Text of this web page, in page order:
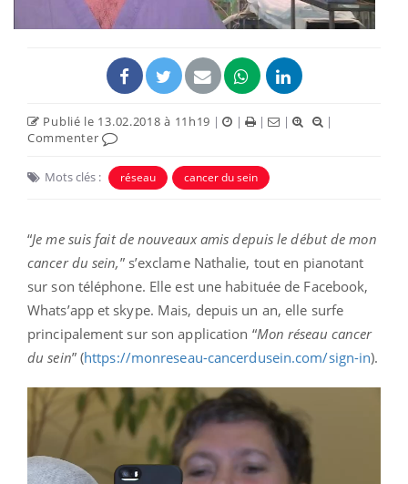
Publié le 13.02.2018 à 11h19 | | | |
|
Commenter
Mots clés : réseau cancer du sein
“Je me suis fait de nouveaux amis depuis le début de mon
cancer du sein,” s’exclame Nathalie, tout en pianotant
sur son téléphone. Elle est une habituée de Facebook,
Whats’app et skype. Mais, depuis un an, elle surfe
principalement sur son application “Mon réseau cancer
du sein” (https://monreseau-cancerdusein.com/sign-in).